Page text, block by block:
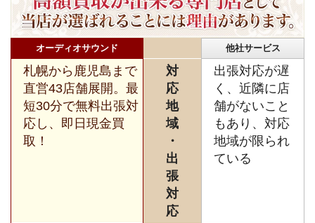
オーディオサウンド 他社サービス
札幌から鹿児島まで
直営43店舗展開。最
短30分で無料出張対
応し、即日現金買
取！
対
応
地
域
・
出
張
対
応
出張対応が遅
く、近隣に店
舗がないこと
もあり、対応
地域が限られ
ている